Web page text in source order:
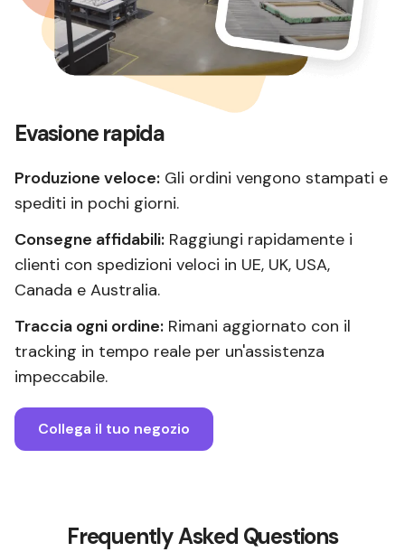
Evasione rapida
Produzione veloce: Gli ordini vengono stampati e
spediti in pochi giorni.
Consegne affidabili: Raggiungi rapidamente i
clienti con spedizioni veloci in UE, UK, USA,
Canada e Australia.
Traccia ogni ordine: Rimani aggiornato con il
tracking in tempo reale per un'assistenza
impeccabile.
Collega il tuo negozio
Frequently Asked Questions